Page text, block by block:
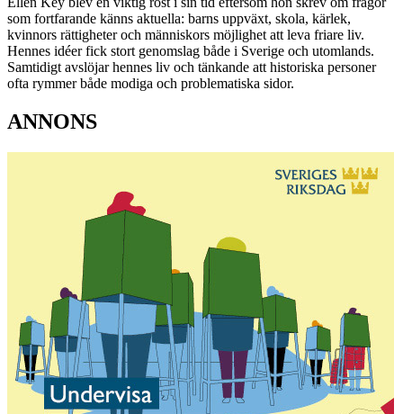
som fortfarande känns aktuella: barns uppväxt, skola, kärlek,
kvinnors rättigheter och människors möjlighet att leva friare liv.
Hennes idéer fick stort genomslag både i Sverige och utomlands.
Samtidigt avslöjar hennes liv och tänkande att historiska personer
ofta rymmer både modiga och problematiska sidor.
ANNONS